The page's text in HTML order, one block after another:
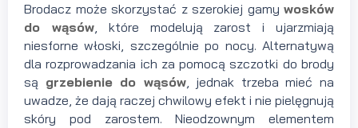
Brodacz może skorzystać z szerokiej gamy wosków
do wąsów, które modelują zarost i ujarzmiają
niesforne włoski, szczególnie po nocy. Alternatywą
dla rozprowadzania ich za pomocą szczotki do brody
są grzebienie do wąsów, jednak trzeba mieć na
uwadze, że dają raczej chwilowy efekt i nie pielęgnują
skóry pod zarostem. Nieodzownym elementem